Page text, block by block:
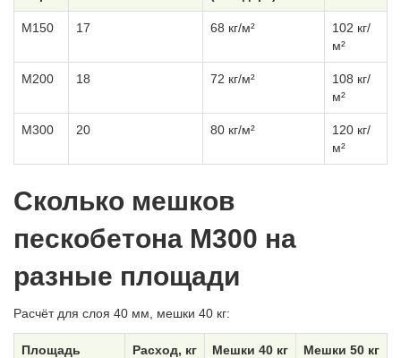
М150 17 68 кг/м²
102 кг/
м²
М200 18 72 кг/м²
108 кг/
м²
М300 20 80 кг/м²
120 кг/
м²
Сколько мешков
пескобетона М300 на
разные площади
Расчёт для слоя 40 мм, мешки 40 кг:
Площадь Расход, кг Мешки 40 кг Мешки 50 кг